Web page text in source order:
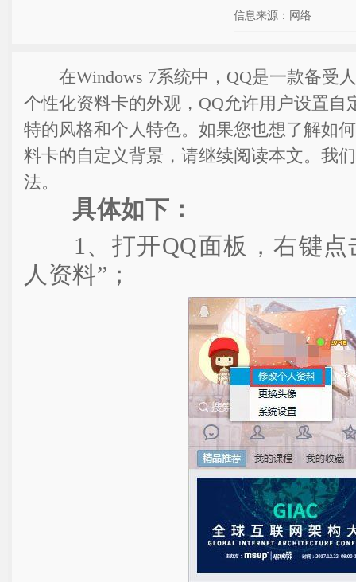
信息来源：网络
在Windows 7系统中，QQ是一款备受
个性化资料卡的外观，QQ允许用户设置
特的风格和个人特色。如果您也想了解如
料卡的自定义背景，请继续阅读本文。我
法。
具体如下：
1、打开QQ面板，右键点
人资料”；